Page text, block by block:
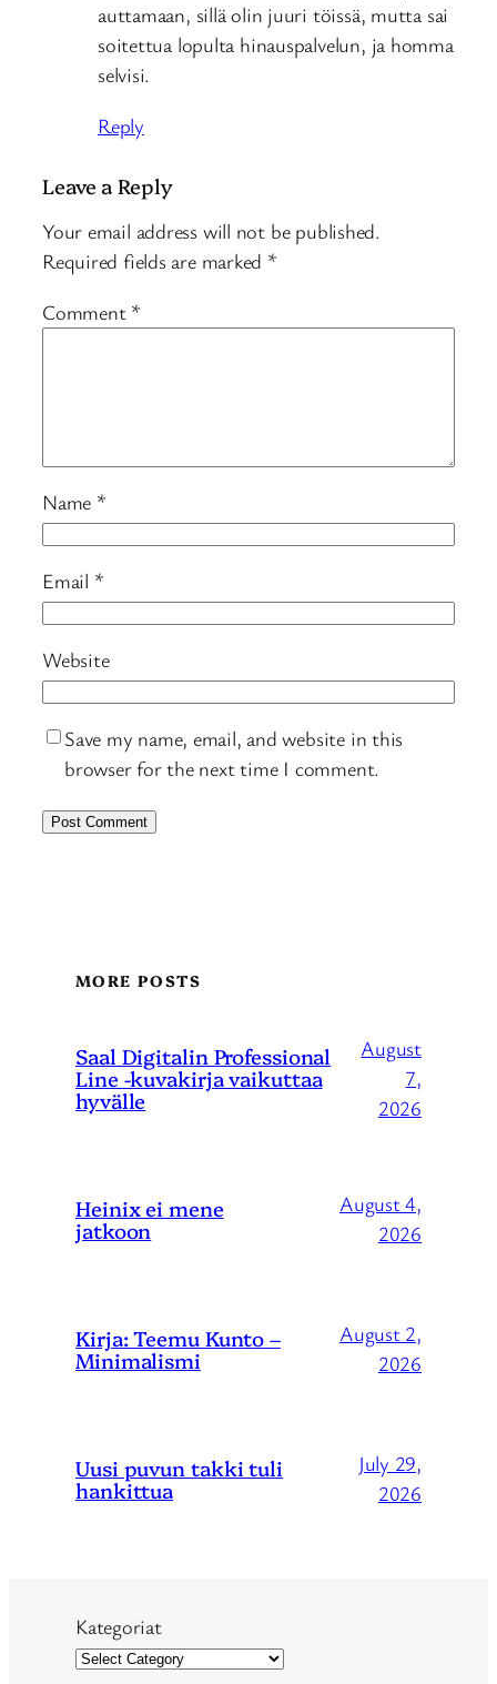
auttamaan, sillä olin juuri töissä, mutta sai
soitettua lopulta hinauspalvelun, ja homma
selvisi.
Reply
Leave a Reply
Your email address will not be published.
Required fields are marked *
Comment *
Name *
Email *
Website
Save my name, email, and website in this
browser for the next time I comment.
MORE POSTS
Saal Digitalin Professional
Line -kuvakirja vaikuttaa
hyvälle
August
7,
2026
Heinix ei mene
jatkoon
August 4,
2026
Kirja: Teemu Kunto –
Minimalismi
August 2,
2026
Uusi puvun takki tuli
hankittua
July 29,
2026
Kategoriat